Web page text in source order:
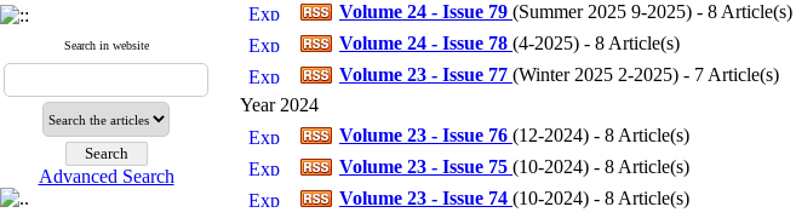
Search in website
Advanced Search
Volume 24 - Issue 79 (Summer 2025 9-2025) - 8 Article(s)
Volume 24 - Issue 78 (4-2025) - 8 Article(s)
Volume 23 - Issue 77 (Winter 2025 2-2025) - 7 Article(s)
Year 2024
Volume 23 - Issue 76 (12-2024) - 8 Article(s)
Volume 23 - Issue 75 (10-2024) - 8 Article(s)
Volume 23 - Issue 74 (10-2024) - 8 Article(s)